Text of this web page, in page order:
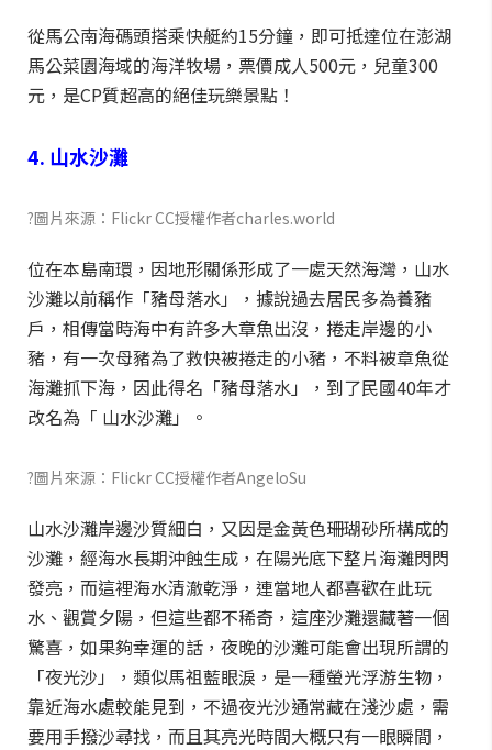
從馬公南海碼頭搭乘快艇約15分鐘，即可抵達位在澎湖
馬公菜園海域的海洋牧場，票價成人500元，兒童300
元，是CP質超高的絕佳玩樂景點！
4. 山水沙灘
?圖片來源：Flickr CC授權作者charles.world
位在本島南環，因地形關係形成了一處天然海灣，山水
沙灘以前稱作「豬母落水」，據說過去居民多為養豬
戶，相傳當時海中有許多大章魚出沒，捲走岸邊的小
豬，有一次母豬為了救快被捲走的小豬，不料被章魚從
海灘抓下海，因此得名「豬母落水」，到了民國40年才
改名為「 山水沙灘」。
?圖片來源：Flickr CC授權作者AngeloSu
山水沙灘岸邊沙質細白，又因是金黃色珊瑚砂所構成的
沙灘，經海水長期沖蝕生成，在陽光底下整片海灘閃閃
發亮，而這裡海水清澈乾淨，連當地人都喜歡在此玩
水、觀賞夕陽，但這些都不稀奇，這座沙灘還藏著一個
驚喜，如果夠幸運的話，夜晚的沙灘可能會出現所謂的
「夜光沙」，類似馬祖藍眼淚，是一種螢光浮游生物，
靠近海水處較能見到，不過夜光沙通常藏在淺沙處，需
要用手撥沙尋找，而且其亮光時間大概只有一眼瞬間，